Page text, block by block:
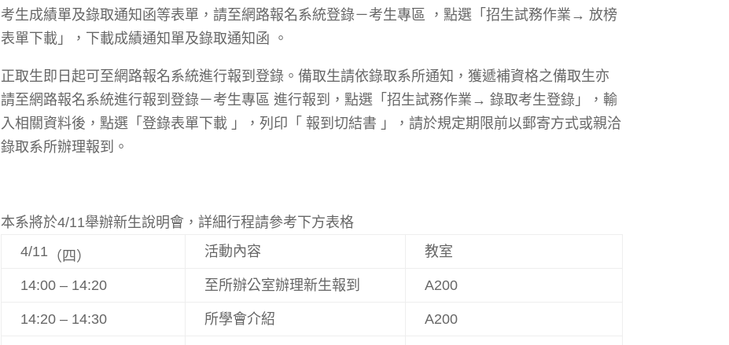
考生成績單及錄取通知函等表單，請至網路報名系統登錄－考生專區 ，點選「招生試務作業→ 放榜
表單下載」，下載成績通知單及錄取通知函 。
正取生即日起可至網路報名系統進行報到登錄。備取生請依錄取系所通知，獲遞補資格之備取生亦
請至網路報名系統進行報到登錄－考生專區 進行報到，點選「招生試務作業→ 錄取考生登錄」，輸
入相關資料後，點選「登錄表單下載 」，列印「 報到切結書 」，請於規定期限前以郵寄方式或親洽
錄取系所辦理報到。
本系將於4/11舉辦新生說明會，詳細行程請參考下方表格
4/11 （四 ） 活動內容 教室
14:00 – 14:20 至所辦公室辦理新生報到 A200
14:20 – 14:30 所學會介紹 A200